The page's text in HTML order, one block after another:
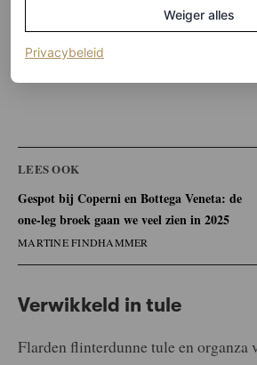
Dior Men, Bottega Veneta, Courrèges
LEES OOK
Gespot bij Coperni en Bottega Veneta: de
one-leg broek gaan we veel zien in 2025
MARTINE FINDHAMMER
Verwikkeld in tule
Flarden flinterdunne tule en organza
Weiger alles
Privacybeleid